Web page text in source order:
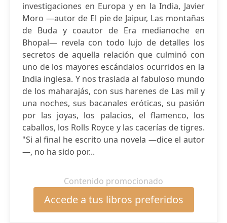
investigaciones en Europa y en la India, Javier
Moro —autor de El pie de Jaipur, Las montañas
de Buda y coautor de Era medianoche en
Bhopal— revela con todo lujo de detalles los
secretos de aquella relación que culminó con
uno de los mayores escándalos ocurridos en la
India inglesa. Y nos traslada al fabuloso mundo
de los maharajás, con sus harenes de Las mil y
una noches, sus bacanales eróticas, su pasión
por las joyas, los palacios, el flamenco, los
caballos, los Rolls Royce y las cacerías de tigres.
"Si al final he escrito una novela —dice el autor
—, no ha sido por...
Contenido promocionado
Accede a tus libros preferidos